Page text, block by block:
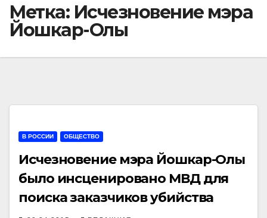
Метка: Исчезновение мэра
Йошкар-Олы
В РОССИИ ОБЩЕСТВО
Исчезновение мэра Йошкар-Олы
было инсценировано МВД для
поиска заказчиков убийства